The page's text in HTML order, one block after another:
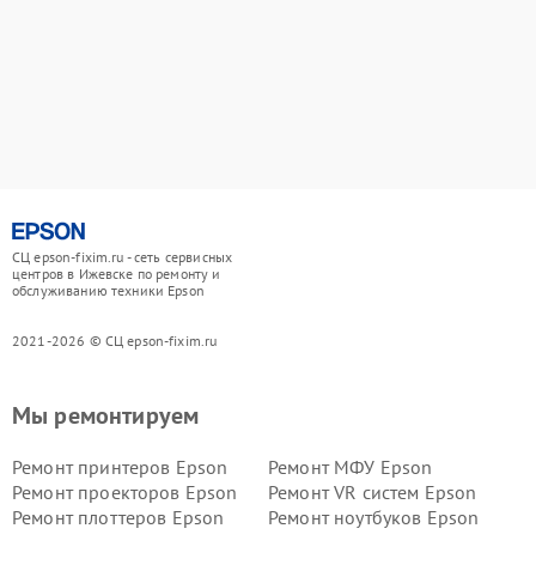
СЦ epson-fixim.ru - сеть сервисных
центров в Ижевске по ремонту и
обслуживанию техники Epson
2021-2026 © СЦ epson-fixim.ru
Мы ремонтируем
Ремонт принтеров Epson
Ремонт МФУ Epson
Ремонт проекторов Epson
Ремонт VR систем Epson
Ремонт плоттеров Epson
Ремонт ноутбуков Epson